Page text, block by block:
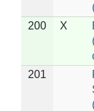
200 X
201